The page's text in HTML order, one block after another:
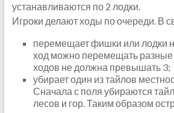
устанавливаются по 2 лодки.
Игроки делают ходы по очереди. В
перемещает фишки или лодки
ход можно перемещать
ходов не должна превышать 3;
убирает один из тайлов
Сначала с поля убираются
лесов и гор. Таким образом